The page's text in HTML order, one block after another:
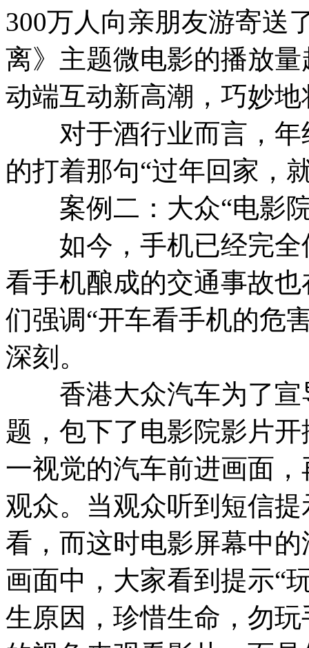
300万人向亲朋友游寄送
离》主题微电影的播放
动端互动新高潮，巧妙
对于酒行业而言，年
的打着那句“过年回家，
案例二：大众“电影院
如今，手机已经完全
看手机酿成的交通事故
们强调“开车看手机的危
深刻。
香港大众汽车为了宣
题，包下了电影院影片
一视觉的汽车前进画面
观众。当观众听到短信
看，而这时电影屏幕中
画面中，大家看到提示“
生原因，珍惜生命，勿